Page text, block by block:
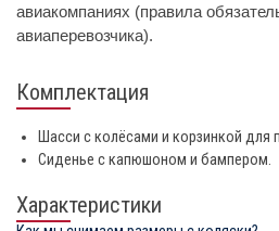
авиакомпаниях (правила
авиаперевозчика).
Комплектация
Шасси с колёсами и корзинкой для
Сиденье с капюшоном и бампером.
Характеристики